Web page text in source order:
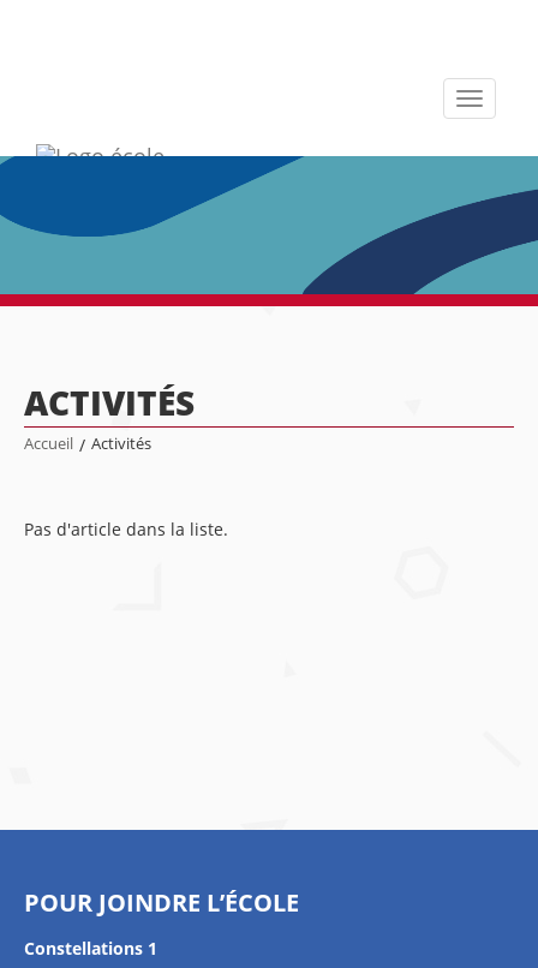
Toggle
ACTIVITÉS
Accueil / Activités
Pas d'article dans la liste.
POUR JOINDRE L’ÉCOLE
Constellations 1